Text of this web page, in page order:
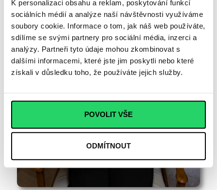
K personalizaci obsahu a reklam, poskytování funkcí
sociálních médií a analýze naší návštěvnosti využíváme
soubory cookie. Informace o tom, jak náš web používáte,
sdílíme se svými partnery pro sociální média, inzerci a
analýzy. Partneři tyto údaje mohou zkombinovat s
dalšími informacemi, které jste jim poskytli nebo které
získali v důsledku toho, že používáte jejich služby.
POVOLIT VŠE
ODMÍTNOUT